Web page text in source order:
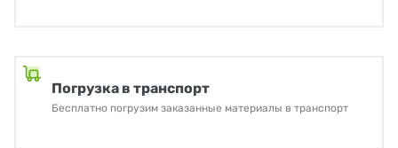
Погрузка в транспорт
Бесплатно погрузим заказанные материалы в транспорт